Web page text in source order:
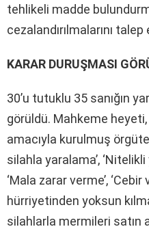
tehlikeli madde
cezalandırılmalarını talep
KARAR DURUŞMASI
30’u tutuklu 35 sanığın
görüldü. Mahkeme heyeti,
amacıyla kurulmuş örgüte
silahla yaralama’, ‘Nitelikli
‘Mala zarar verme’,
hürriyetinden yoksun
silahlarla mermileri satın